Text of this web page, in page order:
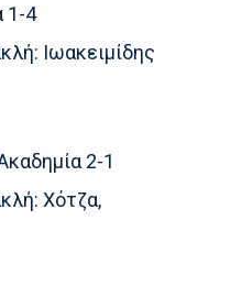
1-4
Ιωακειμίδης
2-1
Χότζα,